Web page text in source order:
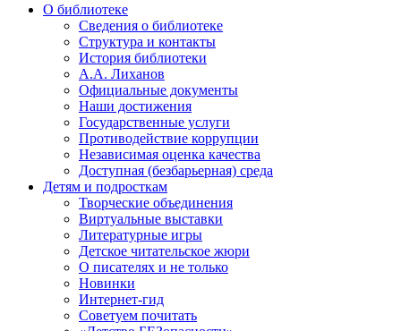
О библиотеке
Сведения о библиотеке
Структура и контакты
История библиотеки
А.А. Лиханов
Официальные документы
Наши достижения
Государственные услуги
Противодействие коррупции
Независимая оценка качества
Доступная (безбарьерная) среда
Детям и подросткам
Творческие объединения
Виртуальные выставки
Литературные игры
Детское читательское жюри
О писателях и не только
Новинки
Интернет-гид
Советуем почитать